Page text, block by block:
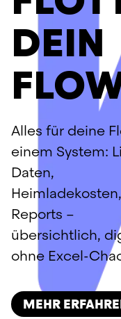
DEIN
Alles für deine
einem System:
Daten,
Reports –
übersichtlich,
ohne Excel-
MEHR